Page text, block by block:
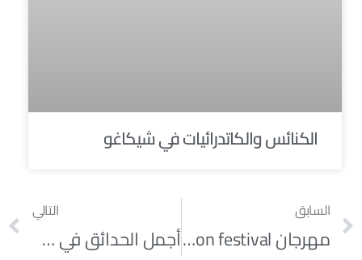
الكنائس والكاتدرائيات في شيكاغو
السابق
مهرجان Sonic Pavilion festival
التالي
أجمل الحدائق في شيكاغو – الجزء الثاني